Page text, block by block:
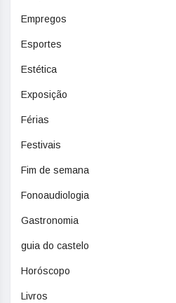
Empregos
Esportes
Estética
Exposição
Férias
Festivais
Fim de semana
Fonoaudiologia
Gastronomia
guia do castelo
Horóscopo
Livros